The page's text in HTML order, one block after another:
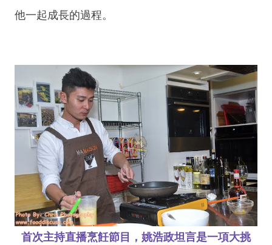
他一起成長的過程。
首次主持直播烹飪節目，姚浩政坦言是一項大挑